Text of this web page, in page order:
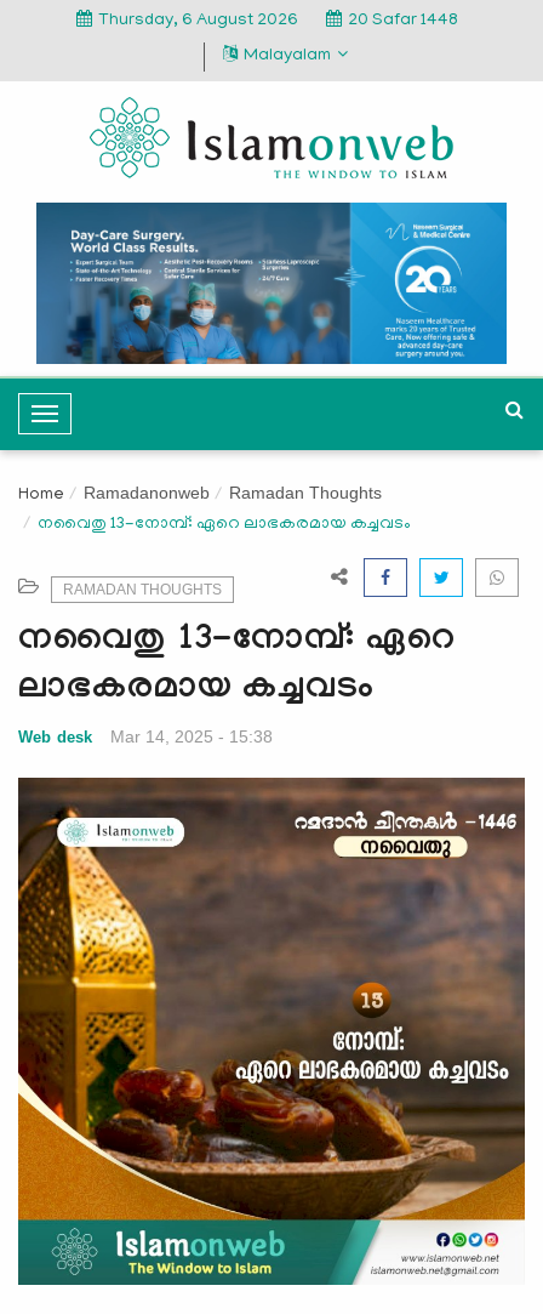
Thursday, 6 August 2026
20 Safar 1448
Malayalam
T
o
g
l
a
v
i
a
i
o
n
Home Ramadanonweb Ramadan Thoughts
നവൈതു 13-നോമ്പ്: ഏറെ ലാഭകരമായ കച്ചവടം
RAMADAN THOUGHTS
നവൈതു 13-നോമ്പ്: ഏറെ
ലാഭകരമായ കച്ചവടം
Web desk Mar 14, 2025 - 15:38